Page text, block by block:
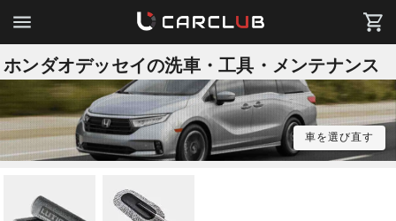
ホンダオデッセイの洗車・工具・メンテナンス
車を選び直す